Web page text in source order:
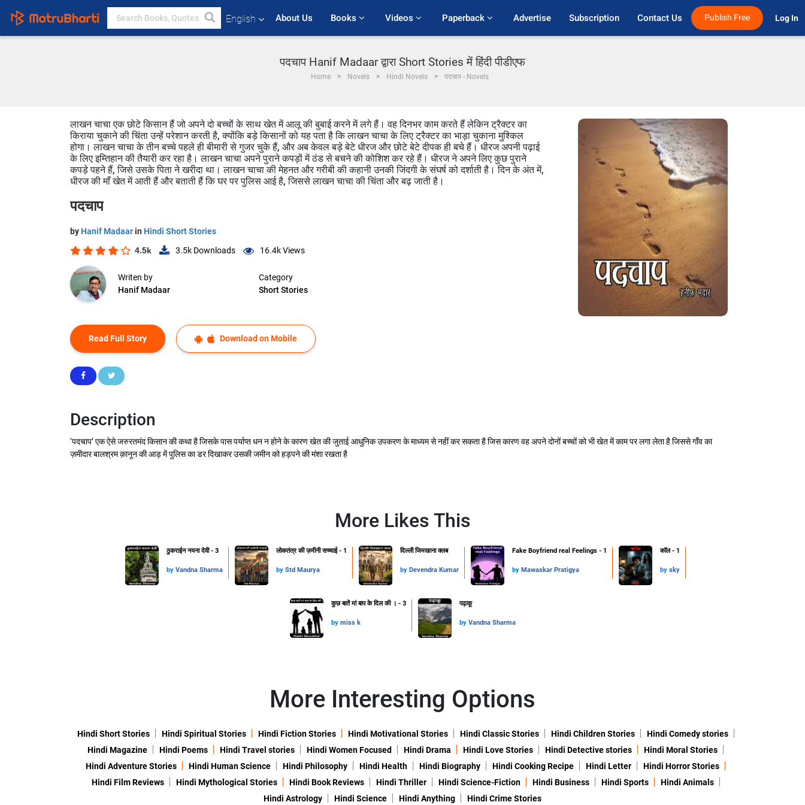
English About Us Books Videos Paperback Advertise Subscription Contact Us Publish Free Log In
पदचाप Hanif Madaar द्वारा Short Stories में हिंदी पीडीएफ
Home Novels Hindi Novels पदचाप - Novels
लाखन चाचा एक छोटे किसान हैं जो अपने दो बच्चों के साथ खेत में आलू की बुबाई करने में लगे हैं। वह दिनभर काम करते हैं लेकिन ट्रैक्टर का
किराया चुकाने की चिंता उन्हें परेशान करती है, क्योंकि बड़े किसानों को यह पता है कि लाखन चाचा के लिए ट्रैक्टर का भाड़ा चुकाना मुश्किल
होगा। लाखन चाचा के तीन बच्चे पहले ही बीमारी से गुजर चुके हैं, और अब केवल बड़े बेटे धीरज और छोटे बेटे दीपक ही बचे हैं। धीरज अपनी पढ़ाई
के लिए इम्तिहान की तैयारी कर रहा है। लाखन चाचा अपने पुराने कपड़ों में ठंड से बचने की कोशिश कर रहे हैं। धीरज ने अपने लिए कुछ पुराने
कपड़े पहने हैं, जिसे उसके पिता ने खरीदा था। लाखन चाचा की मेहनत और गरीबी की कहानी उनकी जिंदगी के संघर्ष को दर्शाती है। दिन के अंत में,
धीरज की माँ खेत में आती हैं और बताती हैं कि घर पर पुलिस आई है, जिससे लाखन चाचा की चिंता और बढ़ जाती है।
पदचाप
by Hanif Madaarin Hindi Short Stories
4.5k 3.5k Downloads 16.4kViews
Writen by
Hanif Madaar
Category
Short Stories
Read Full Story Download on Mobile
Description
‘पदचाप’ एक ऐसे जरुरतमंद किसान की कथा है जिसके पास पर्याप्त धन न होने के कारण खेत की जुताई आधुनिक उपकरण के माध्यम से नहीं कर सकता है जिस कारण वह अपने दोनों बच्चों को भी खेत में काम पर लगा लेता है जिससे गाँव का
ज़मीदार बालश्रम क़ानून की आड़ में पुलिस का डर दिखाकर उसकी जमीन को हड़पने की मंशा रखता है
More Likes This
ठुकराईन नयना देवी - 3
by Vandna Sharma
लोकतंत्र की ज़मीनी सच्चाई - 1
by Std Maurya
दिल्ली जिमखाना क्लब
by Devendra Kumar
Fake Boyfriend real Feelings - 1
by Mawaskar Pratigya
कॉल - 1
by sky
कुछ बातें मां बाप के दिल की । - 3
by miss k
पढ़ाकू
by Vandna Sharma
More Interesting Options
Hindi Short Stories Hindi Spiritual Stories Hindi Fiction Stories Hindi Motivational Stories Hindi Classic Stories Hindi Children Stories
Hindi Comedy stories
Hindi Magazine
Hindi Poems Hindi Travel stories Hindi Women Focused Hindi Drama Hindi Love Stories Hindi Detective stories
Hindi Moral Stories
Hindi Adventure Stories
Hindi Human Science Hindi Philosophy Hindi Health Hindi Biography Hindi Cooking Recipe Hindi Letter
Hindi Horror Stories
Hindi Film Reviews
Hindi Mythological Stories Hindi Book Reviews Hindi Thriller Hindi Science-Fiction Hindi Business Hindi Sports
Hindi Animals
Hindi Astrology
Hindi Science Hindi Anything Hindi Crime Stories